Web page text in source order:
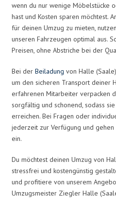
wenn du nur wenige Möbelstücke
hast und Kosten sparen möchtest.
für deinen Umzug zu mieten,
unseren Fahrzeugen optimal aus.
Preisen, ohne Abstriche bei der
Bei der Beiladung von Halle
um den sicheren Transport deiner
erfahrenen Mitarbeiter verpacken
sorgfältig und schonend, sodass
erreichen. Bei Fragen oder
jederzeit zur Verfügung und
ein.
Du möchtest deinen Umzug von
stressfrei und kostengünstig
und profitiere von unserem
Umzugsmeister Ziegler Halle